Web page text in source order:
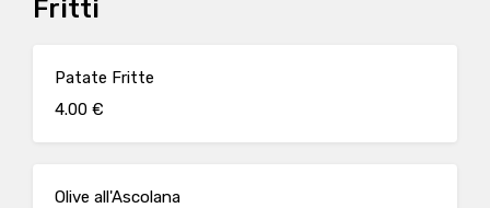
Fritti
Patate Fritte
4.00 €
Olive all'Ascolana